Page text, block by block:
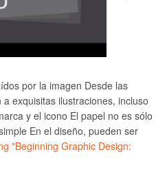
por la imagen Desde las
exquisitas ilustraciones, incluso
y el icono El papel no es sólo
En el diseño, pueden ser
"Beginning Graphic Design: